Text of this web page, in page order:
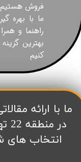
فروش هستیم
ما با بهره
راهنما و
بهترین
کنیم
​ما با ارائه
انتخاب های